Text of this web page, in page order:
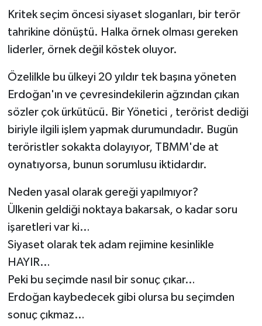
Kritek seçim öncesi siyaset sloganları, bir terör
tahrikine dönüştü. Halka örnek olması gereken
liderler, örnek değil köstek oluyor.
Özelilkle bu ülkeyi 20 yıldır tek başına yöneten
Erdoğan'ın ve çevresindekilerin ağzından çıkan
sözler çok ürkütücü. Bir Yönetici , terörist dediği
biriyle ilgili işlem yapmak durumundadır. Bugün
teröristler sokakta dolayıyor, TBMM'de at
oynatıyorsa, bunun sorumlusu iktidardır.
Neden yasal olarak gereği yapılmıyor?
Ülkenin geldiği noktaya bakarsak, o kadar soru
işaretleri var ki…
Siyaset olarak tek adam rejimine kesinlikle
HAYIR…
Peki bu seçimde nasıl bir sonuç çıkar…
Erdoğan kaybedecek gibi olursa bu seçimden
sonuç çıkmaz…